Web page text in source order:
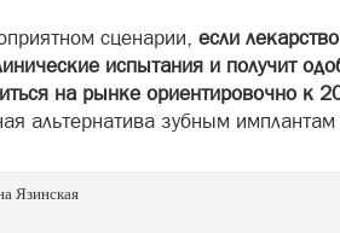
сценарии, если
испытания и получит
на рынке ориентировочно к
альтернатива зубным
Язинская